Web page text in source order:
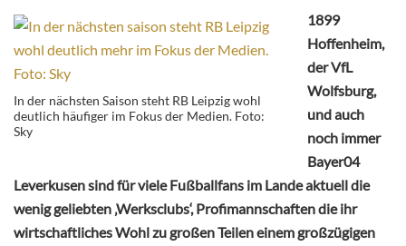
In der nächsten Saison steht RB Leipzig wohl
deutlich häufiger im Fokus der Medien. Foto:
Sky
1899
Hoffenheim,
der VfL
Wolfsburg,
und auch
noch immer
Bayer04
Leverkusen sind für viele Fußballfans im Lande aktuell die
wenig geliebten ‚Werksclubs‘, Profimannschaften die ihr
wirtschaftliches Wohl zu großen Teilen einem großzügigen